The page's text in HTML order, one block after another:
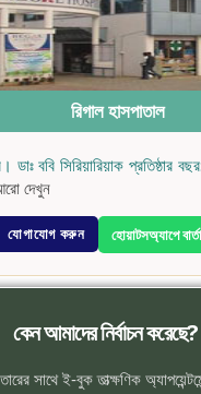
রিগাল হাসপাতাল
ডাঃ ববি সিরিয়ারিয়াক
দেখুন
যোগাযোগ করুন হোয়াটসঅ্যাপে
কেন আমাদের নির্বাচন করেছে?
সাথে ই-বুক তাত্ক্ষণিক